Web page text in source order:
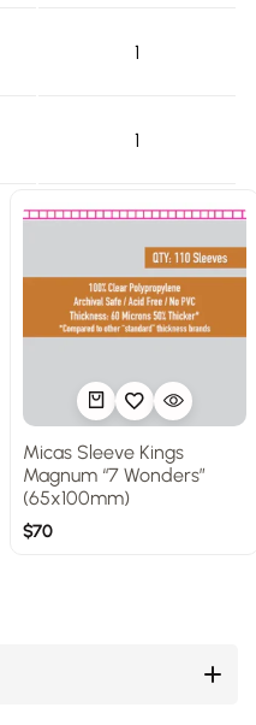
1
1
Micas Sleeve Kings
Magnum “7 Wonders”
(65x100mm)
$70